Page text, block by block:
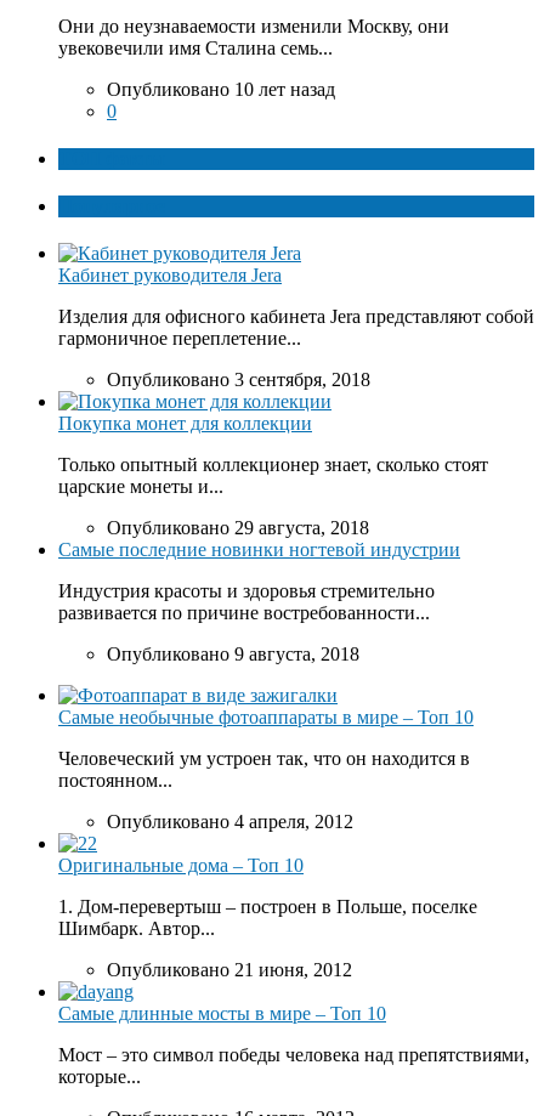
Они до неузнаваемости изменили Москву, они
увековечили имя Сталина семь...
Опубликовано 10 лет назад
0
Кабинет руководителя Jera
Изделия для офисного кабинета Jera представляют собой
гармоничное переплетение...
Опубликовано 3 сентября, 2018
Покупка монет для коллекции
Только опытный коллекционер знает, сколько стоят
царские монеты и...
Опубликовано 29 августа, 2018
Самые последние новинки ногтевой индустрии
Индустрия красоты и здоровья стремительно
развивается по причине востребованности...
Опубликовано 9 августа, 2018
Самые необычные фотоаппараты в мире – Топ 10
Человеческий ум устроен так, что он находится в
постоянном...
Опубликовано 4 апреля, 2012
Оригинальные дома – Топ 10
1. Дом-перевертыш – построен в Польше, поселке
Шимбарк. Автор...
Опубликовано 21 июня, 2012
Самые длинные мосты в мире – Топ 10
Мост – это символ победы человека над препятствиями,
которые...